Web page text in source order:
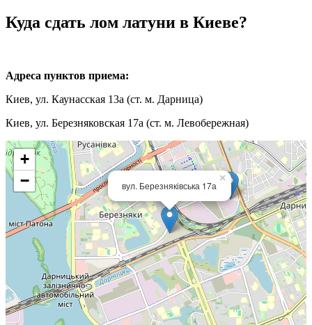
Куда сдать лом латуни в Киеве?
Адреса пунктов приема:
Киев, ул. Каунасская 13а (ст. м. Дарница)
Киев, ул. Березняковская 17а (ст. м. Левобережная)
вул. Березняківська 17а
×
+
−